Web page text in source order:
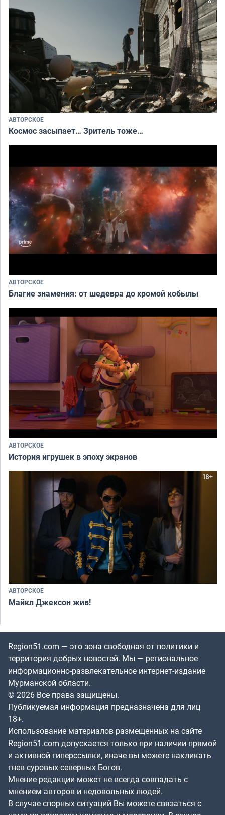
АВТОРСКОЕ
Космос засыпает… Зритель тоже…
АВТОРСКОЕ
Благие знамения: от шедевра до хромой кобылы
АВТОРСКОЕ
История игрушек в эпоху экранов
АВТОРСКОЕ
Майкл Джексон жив!
Region51.com — это зона свободная от политики и
территория добрых новостей. Мы — региональное
информационно-развлекательное интернет-издание
Мурманской области.
© 2026 Все права защищены.
Публикуемая информация предназначена для лиц
18+.
Использование материалов размещенных на сайте
Region51.com допускается только при наличии прямой
и активной гиперссылки, иначе вы можете накликать
гнев суровых северных Богов.
Мнение редакции может не всегда совпадать с
мнением авторов и недовольных людей.
В случае спорных ситуаций Вы можете связаться с